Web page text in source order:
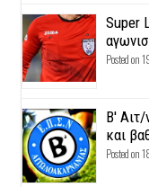
Super
Posted on
Β' Αιτ/
και
Posted on